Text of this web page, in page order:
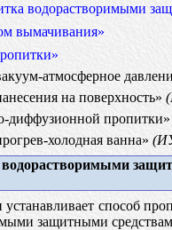
водорастворимыми
вымачивания»
атмосферное
на поверхность»
диффузионной пропитки»
холодная ванна»
водорастворимыми
устанавливает способ
защитными